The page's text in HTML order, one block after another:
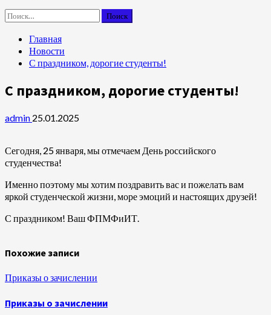
Найти:
Главная
Новости
С праздником, дорогие студенты!
С праздником, дорогие студенты!
admin 25.01.2025
Сегодня, 25 января, мы отмечаем День российского
студенчества!
Именно поэтому мы хотим поздравить вас и пожелать вам
яркой студенческой жизни, море эмоций и настоящих друзей!
С праздником! Ваш ФПМФиИТ.
Похожие записи
Приказы о зачислении
Приказы о зачислении